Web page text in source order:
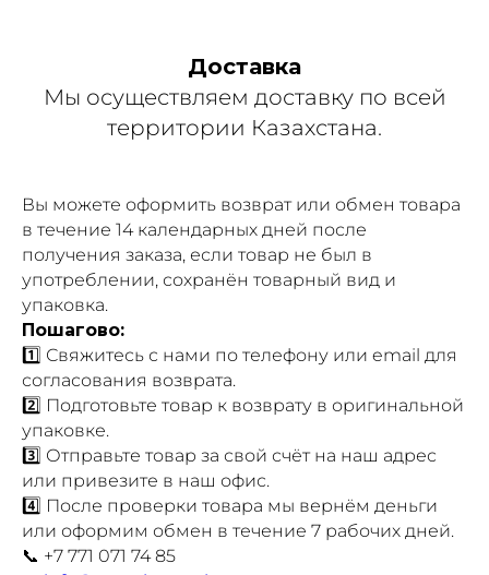
Доставка
Мы осуществляем доставку по всей
территории Казахстана.
Вы можете оформить возврат или обмен товара
в течение 14 календарных дней после
получения заказа, если товар не был в
употреблении, сохранён товарный вид и
упаковка.
Пошагово:
1️⃣ Свяжитесь с нами по телефону или email для
согласования возврата.
2️⃣ Подготовьте товар к возврату в оригинальной
упаковке.
3️⃣ Отправьте товар за свой счёт на наш адрес
или привезите в наш офис.
4️⃣ После проверки товара мы вернём деньги
или оформим обмен в течение 7 рабочих дней.
📞 +7 771 071 74 85